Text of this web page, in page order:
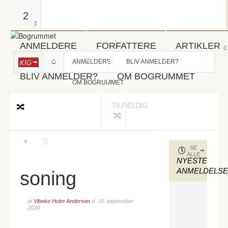
2
ANMELDERE FORFATTERE ARTIKLER
BLIV ANMELDER? OM BOGRUMMET
KIG ANMELDERE BLIV ANMELDER?
OM BOGRUMMET
TILFÆLDIG
soning
af Vibeke Holm Andersen d. 16. september
2024
NYESTE
SE
ALLE